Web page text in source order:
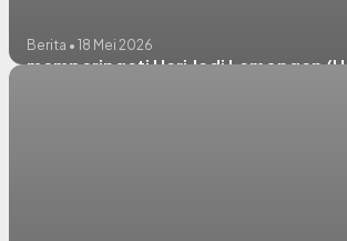
Berita • 18 Mei 2026
memperingati Hari Jadi Lamongan